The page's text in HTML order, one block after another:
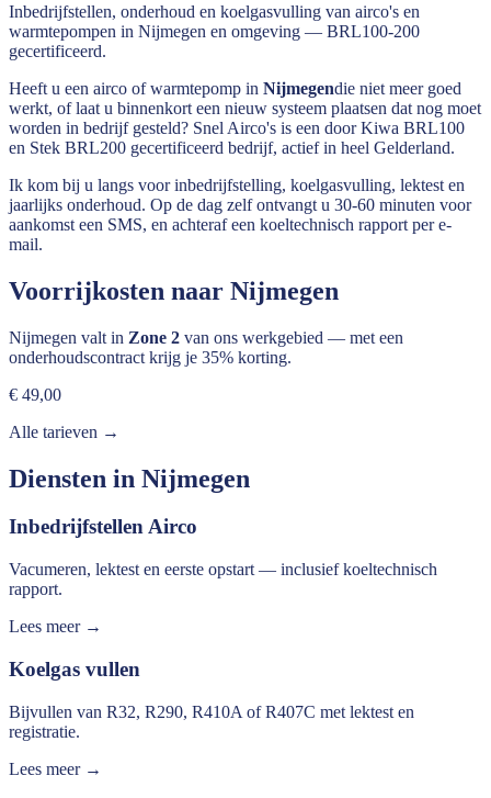
Inbedrijfstellen, onderhoud en koelgasvulling van airco's en
warmtepompen in Nijmegen en omgeving — BRL100-200
gecertificeerd.
Heeft u een airco of warmtepomp in Nijmegendie niet meer goed
werkt, of laat u binnenkort een nieuw systeem plaatsen dat nog moet
worden in bedrijf gesteld? Snel Airco's is een door Kiwa BRL100
en Stek BRL200 gecertificeerd bedrijf, actief in heel Gelderland.
Ik kom bij u langs voor inbedrijfstelling, koelgasvulling, lektest en
jaarlijks onderhoud. Op de dag zelf ontvangt u 30-60 minuten voor
aankomst een SMS, en achteraf een koeltechnisch rapport per e-
mail.
Voorrijkosten naar Nijmegen
Nijmegen valt in Zone 2 van ons werkgebied — met een
onderhoudscontract krijg je 35% korting.
€ 49,00
Alle tarieven →
Diensten in Nijmegen
Inbedrijfstellen Airco
Vacumeren, lektest en eerste opstart — inclusief koeltechnisch
rapport.
Lees meer →
Koelgas vullen
Bijvullen van R32, R290, R410A of R407C met lektest en
registratie.
Lees meer →